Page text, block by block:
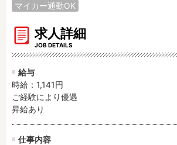
マイカー通勤OK
求人詳細
JOB DETAILS
給与
時給：1,141円
ご経験により優遇
昇給あり
仕事内容
施設形態
公立保育園
認定こども園
小規模認可保育園
認可外保
病院内保育所
学童保育施設
子育て支援センター
放課後等デイサービ
ス
テンダー